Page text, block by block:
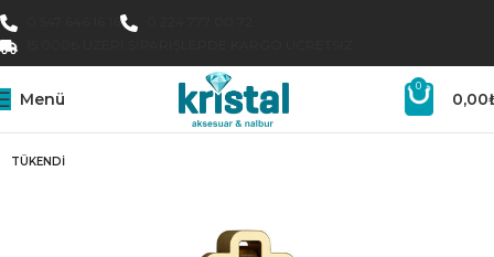
Menü
0
0,00
TÜKENDI